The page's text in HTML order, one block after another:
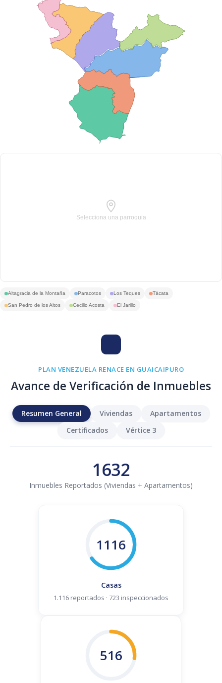
Selecciona una parroquia
Altagracia de la Montaña Paracotos Los Teques Tácata
San Pedro de los Altos Cecilio Acosta El Jarillo
PLAN VENEZUELA RENACE EN GUAICAIPURO
Avance de Verificación de Inmuebles
Resumen General Viviendas
Apartamentos
Certificados
Vértice 3
1632
Inmuebles Reportados (Viviendas + Apartamentos)
1116
Casas
1.116 reportados · 723 inspeccionados
516